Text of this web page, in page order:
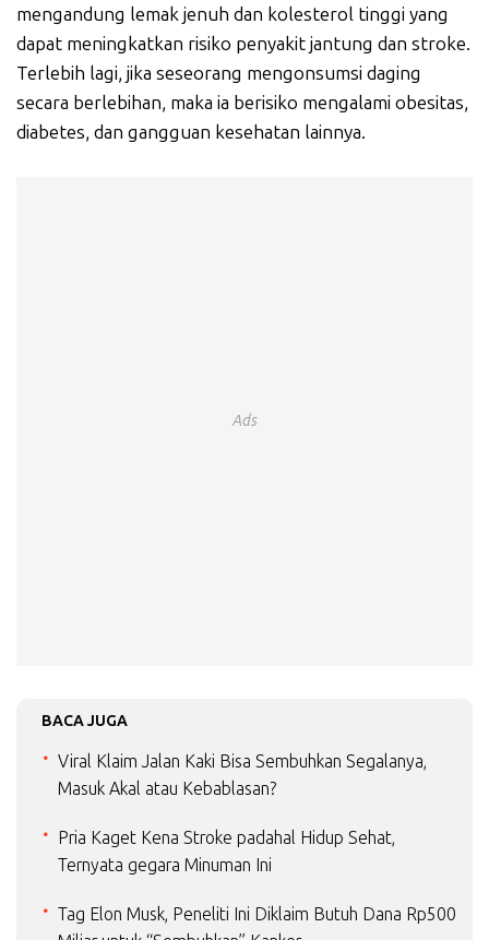
mengandung lemak jenuh dan kolesterol tinggi yang
dapat meningkatkan risiko penyakit jantung dan stroke.
Terlebih lagi, jika seseorang mengonsumsi daging
secara berlebihan, maka ia berisiko mengalami obesitas,
diabetes, dan gangguan kesehatan lainnya.
Ads
BACA JUGA
Viral Klaim Jalan Kaki Bisa Sembuhkan Segalanya,
Masuk Akal atau Kebablasan?
Pria Kaget Kena Stroke padahal Hidup Sehat,
Ternyata gegara Minuman Ini
Tag Elon Musk, Peneliti Ini Diklaim Butuh Dana Rp500